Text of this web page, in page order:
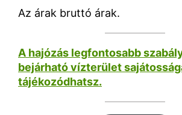
Az árak bruttó árak.
A hajózás legfontosabb
bejárható vízterület
tájékozódhatsz.